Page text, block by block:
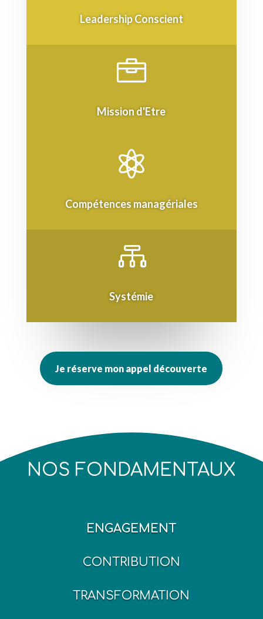
Leadership Conscient

Mission d'Etre

Compétences managériales

Systémie
Je réserve mon appel découverte
NOS FONDAMENTAUX
ENGAGEMENT
CONTRIBUTION
TRANSFORMATION